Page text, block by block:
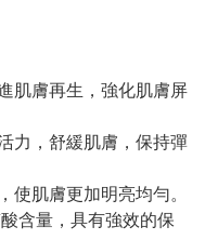
肌膚再生，強化肌膚屏
力，舒緩肌膚，保持彈
使肌膚更加明亮均勻。
含量，具有強效的保